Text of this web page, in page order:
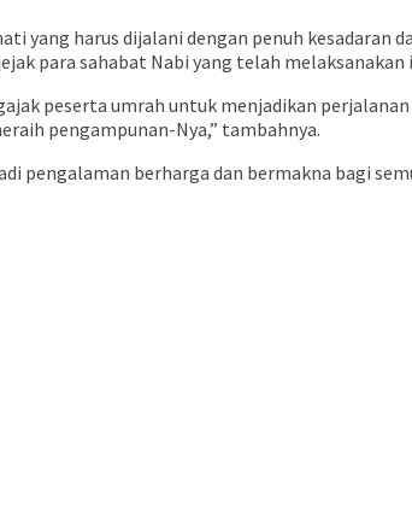
yang harus dijalani dengan penuh kesadaran
para sahabat Nabi yang telah melaksanakan
peserta umrah untuk menjadikan
pengampunan-Nya,” tambahnya.
berharga dan bermakna bagi